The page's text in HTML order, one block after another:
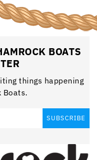
BOATS
things happening
Boats.